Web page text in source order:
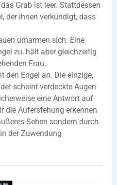
Grab ist leer. Stattdessen
der ihnen verkündigt, dass
umarmen sich. Eine
zu, hält aber gleichzeitig
Frau.
den Engel an. Die einzige,
scheint verdeckte Augen
eine Antwort auf
die Auferstehung erkennen
Sehen sondern durch
der Zuwendung